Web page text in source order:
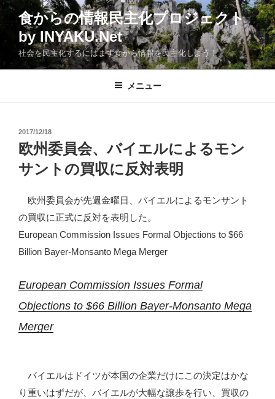
コ
食からの情報民主化プロジェクト
by INYAKU.Net
社会を民主化するにはまず食から情報を民主化しよう！
メニュー
投
稿
日:
2017/12/18
欧州委員会、バイエルによるモン
サントの買収に反対表明
欧州委員会が先週金曜日、バイエルによるモンサント
の買収に正式に反対を表明した。
European Commission Issues Formal Objections to $66
Billion Bayer-Monsanto Mega Merger
European Commission Issues Formal
Objections to $66 Billion Bayer-Monsanto Mega
Merger
バイエルはドイツが本国の企業だけにこの決定はかな
り重いはずだが、バイエルが大幅な譲歩を行い、買収の